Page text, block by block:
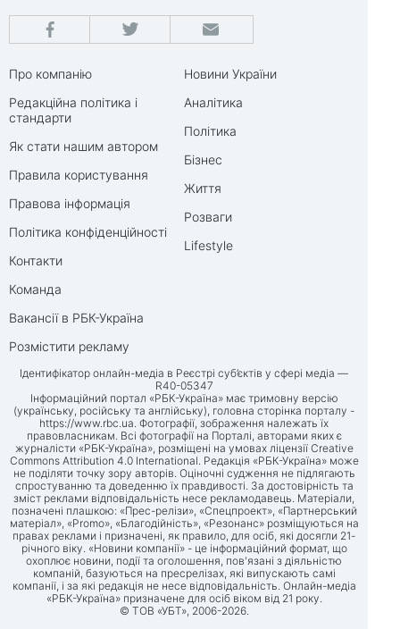
Про компанію
Редакційна політика і
стандарти
Як стати нашим автором
Правила користування
Правова інформація
Політика конфіденційності
Контакти
Команда
Вакансії в РБК-Україна
Розмістити рекламу
Новини України
Аналітика
Політика
Бізнес
Життя
Розваги
Lifestyle
Ідентифікатор онлайн-медіа в Реєстрі суб’єктів у сфері медіа —
R40-05347
Інформаційний портал «РБК-Україна» має тримовну версію
(українську, російську та англійську), головна сторінка порталу -
https://www.rbc.ua. Фотографії, зображення належать їх
правовласникам. Всі фотографії на Порталі, авторами яких є
журналісти «РБК-Україна», розміщені на умовах ліцензії Creative
Commons Attribution 4.0 International. Редакція «РБК-Україна» може
не поділяти точку зору авторів. Оціночні судження не підлягають
спростуванню та доведенню їх правдивості. За достовірність та
зміст реклами відповідальність несе рекламодавець. Матеріали,
позначені плашкою: «Прес-релізи», «Спецпроект», «Партнерський
матеріал», «Promo», «Благодійність», «Резонанс» розміщуються на
правах реклами і призначені, як правило, для осіб, які досягли 21-
річного віку. «Новини компанії» - це інформаційний формат, що
охоплює новини, події та оголошення, пов'язані з діяльністю
компаній, базуються на пресрелізах, які випускають самі
компанії, і за які редакція не несе відповідальність. Онлайн-медіа
«РБК-Україна» призначене для осіб віком від 21 року.
© ТОВ «УБТ», 2006-2026.